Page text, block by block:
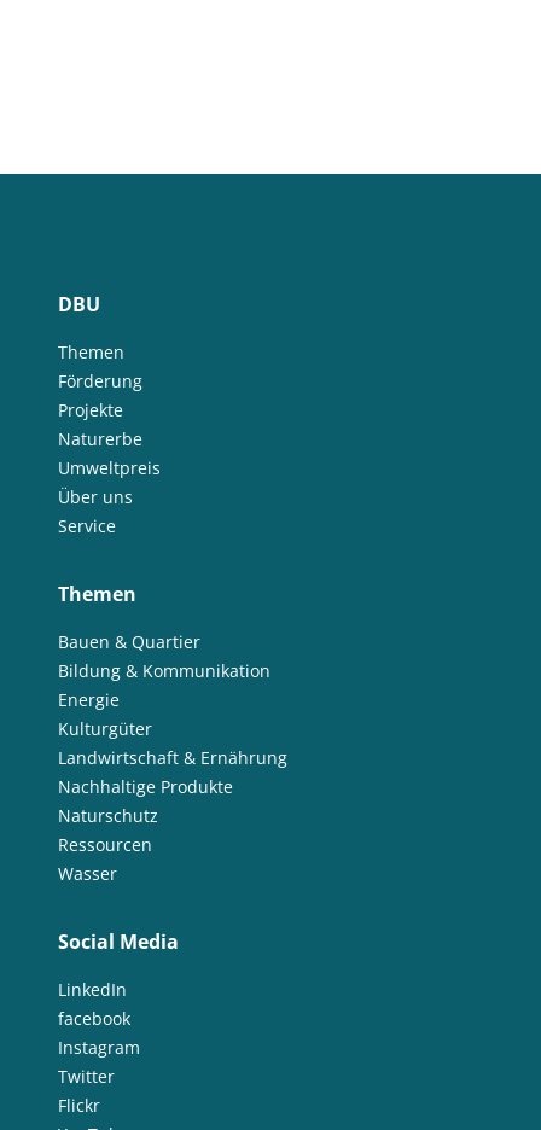
DBU
Themen
Förderung
Projekte
Naturerbe
Umweltpreis
Über uns
Service
Themen
Bauen & Quartier
Bildung & Kommunikation
Energie
Kulturgüter
Landwirtschaft & Ernährung
Nachhaltige Produkte
Naturschutz
Ressourcen
Wasser
Social Media
LinkedIn
facebook
Instagram
Twitter
Flickr